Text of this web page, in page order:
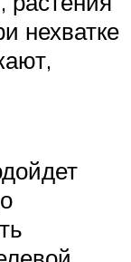
нехватке